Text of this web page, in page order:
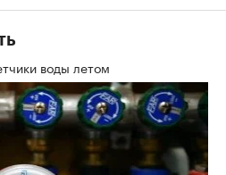
воды летом